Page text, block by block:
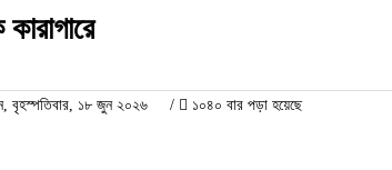
বৃহস্পতিবার, ১৮ জুন ২০২৬ / ১০৪০ বার পড়া হয়েছে